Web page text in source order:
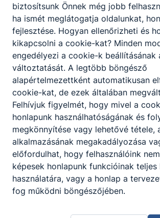
biztosítsunk Önnek még jobb
ha ismét meglátogatja oldalunkat,
fejlesztése. Hogyan ellenőrizheti és
kikapcsolni a cookie-kat? Minden
engedélyezi a cookie-k beállításának
változtatását. A legtöbb böngésző
alapértelmezettként automatikusan
cookie-kat, de ezek általában
Felhívjuk figyelmét, hogy mivel a
honlapunk használhatóságának és
megkönnyítése vagy lehetővé tétele,
alkalmazásának megakadályozása
előfordulhat, hogy felhasználóink
képesek honlapunk funkcióinak teljes
használatára, vagy a honlap a
fog működni böngészőjében.